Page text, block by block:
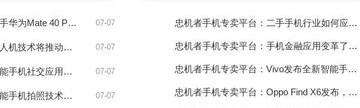
Pro市场价格持续波动 07-07
物流行业的智能化发展 07-07
机社交应用分析 07-07
，成为手机行业的重要趋势 07-07
忠机者手机专卖平台：二手手机行业如何应对自动化生产的趋势
忠机者手机专卖平台：手机金融应用变革了金融行业
忠机者手机专卖平台：Vivo发布全新智能手机Vivo Y90
忠机者手机专卖平台：Oppo Find X6发布，搭载高通骁龙898芯片